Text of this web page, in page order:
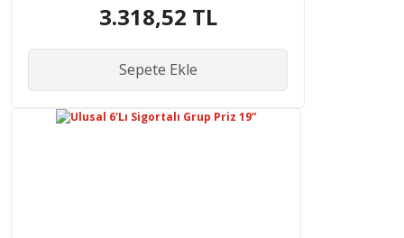
3.318,52 TL
Sepete Ekle